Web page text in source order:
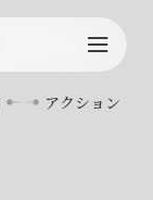
アクションア